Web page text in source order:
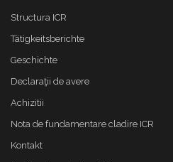
Structura ICR
Tätigkeitsberichte
Geschichte
Declaraţii de avere
Achizitii
Nota de fundamentare cladire ICR
Kontakt